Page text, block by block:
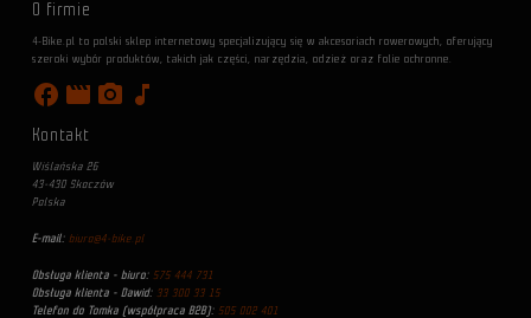
O firmie
4-Bike.pl to polski sklep internetowy specjalizujący się w akcesoriach rowerowych, oferujący
szeroki wybór produktów, takich jak części, narzędzia, odzież oraz folie ochronne.
facebook movie photo_camera music_note
Kontakt
Wiślańska 26
43-430 Skoczów
Polska
E-mail: biuro@4-bike.pl
Obsługa klienta - biuro: 575 444 731
Obsługa klienta - Dawid: 33 300 33 15
Telefon do Tomka (współpraca B2B): 505 002 401